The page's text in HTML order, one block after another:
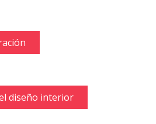
diseño interior